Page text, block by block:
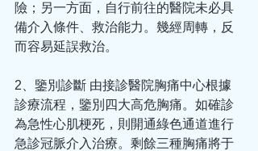
險；另一方面，自行前往的醫院未必具
備介入條件、救治能力。幾經周轉，反
而容易延誤救治。
2、鑒別診斷 由接診醫院胸痛中心根據
診療流程，鑒別四大高危胸痛。如確診
為急性心肌梗死，則開通綠色通道進行
急診冠脈介入治療。剩餘三種胸痛將于